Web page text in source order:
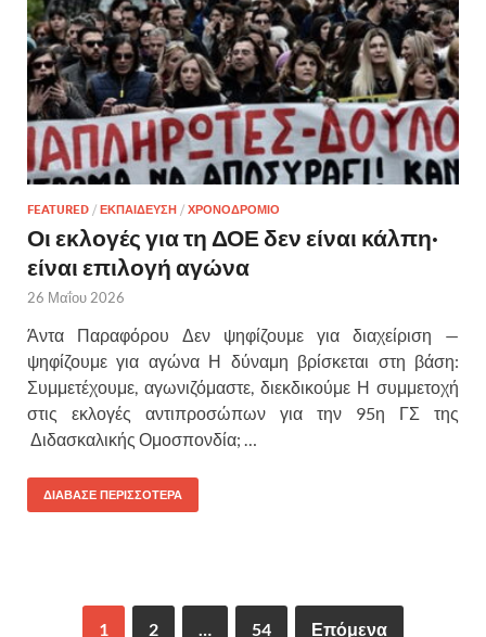
FEATURED / ΕΚΠΑΙΔΕΥΣΗ / ΧΡΟΝΟΔΡΟΜΙΟ
Οι εκλογές για τη ΔΟΕ δεν είναι κάλπη·
είναι επιλογή αγώνα
26 Μαΐου 2026
Άντα Παραφόρου Δεν ψηφίζουμε για διαχείριση —
ψηφίζουμε για αγώνα Η δύναμη βρίσκεται στη βάση:
Συμμετέχουμε, αγωνιζόμαστε, διεκδικούμε Η συμμετοχή
στις εκλογές αντιπροσώπων για την 95η ΓΣ της
Διδασκαλικής Ομοσπονδία; …
ΔΙΑΒΑΣΕ ΠΕΡΙΣΣΟΤΕΡΑ
1 2 … 54 Επόμενα